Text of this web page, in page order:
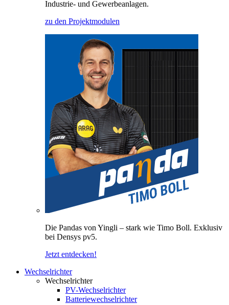
Industrie- und Gewerbeanlagen.
zu den Projektmodulen
Die Pandas von Yingli – stark wie Timo Boll. Exklusiv
bei Densys pv5.
Jetzt entdecken!
Wechselrichter
Wechselrichter
PV-Wechselrichter
Batteriewechselrichter